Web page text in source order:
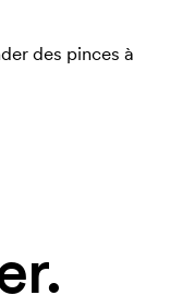
des pinces à